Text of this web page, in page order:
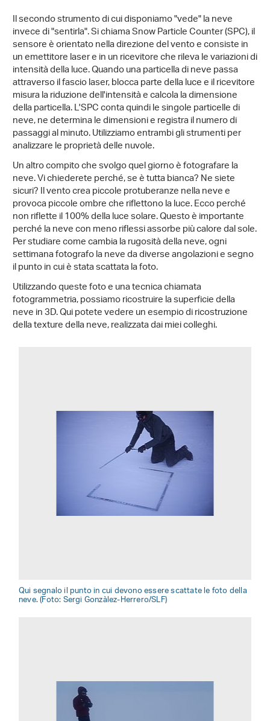
Il secondo strumento di cui disponiamo "vede" la neve
invece di "sentirla". Si chiama Snow Particle Counter (SPC), il
sensore è orientato nella direzione del vento e consiste in
un emettitore laser e in un ricevitore che rileva le variazioni di
intensità della luce. Quando una particella di neve passa
attraverso il fascio laser, blocca parte della luce e il ricevitore
misura la riduzione dell'intensità e calcola la dimensione
della particella. L'SPC conta quindi le singole particelle di
neve, ne determina le dimensioni e registra il numero di
passaggi al minuto. Utilizziamo entrambi gli strumenti per
analizzare le proprietà delle nuvole.
Un altro compito che svolgo quel giorno è fotografare la
neve. Vi chiederete perché, se è tutta bianca? Ne siete
sicuri? Il vento crea piccole protuberanze nella neve e
provoca piccole ombre che riflettono la luce. Ecco perché
non riflette il 100% della luce solare. Questo è importante
perché la neve con meno riflessi assorbe più calore dal sole.
Per studiare come cambia la rugosità della neve, ogni
settimana fotografo la neve da diverse angolazioni e segno
il punto in cui è stata scattata la foto.
Utilizzando queste foto e una tecnica chiamata
fotogrammetria, possiamo ricostruire la superficie della
neve in 3D. Qui potete vedere un esempio di ricostruzione
della texture della neve, realizzata dai miei colleghi.
Qui segnalo il punto in cui devono essere scattate le foto della
neve. (Foto: Sergi Gonzàlez-Herrero/SLF)